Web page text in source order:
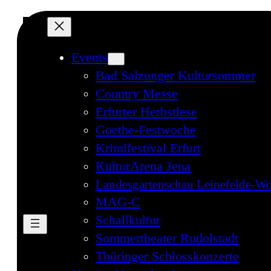
Events
Bad Salzunger Kultursommer
Country Messe
Erfurter Herbstlese
Goethe-Festwoche
Krimifestival Erfurt
KulturArena Jena
Landesgartenschau Leinefelde-
MAG-C
Schallkultur
Sommertheater Rudolstadt
Thüringer Schlosskonzerte